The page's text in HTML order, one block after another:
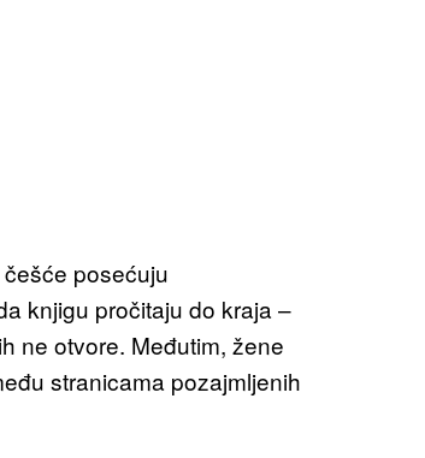
posećuju
knjigu pročitaju do kraja –
ne otvore. Međutim, žene
stranicama pozajmljenih